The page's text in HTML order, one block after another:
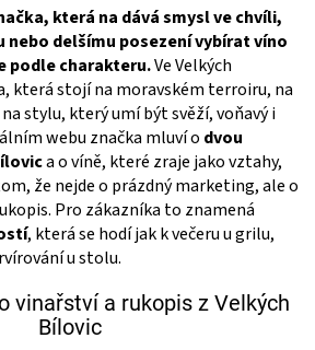
která na dává smysl ve chvíli,
nebo delšímu posezení vybírat víno
podle charakteru.Ve Velkých
která stojí na moravském terroiru, na
stylu, který umí být svěží, voňavý i
webu značka mluví o dvou
a o víně, které zraje jako vztahy,
že nejde o prázdný marketing, ale o
Pro zákazníka to znamená
, která se hodí jak k večeru u grilu,
u stolu.
vinařství a rukopis z Velkých
Bílovic